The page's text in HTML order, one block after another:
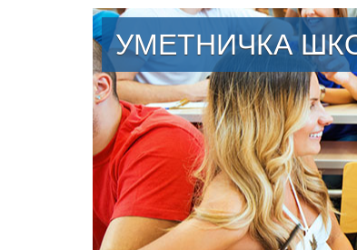
УМЕТНИЧКА